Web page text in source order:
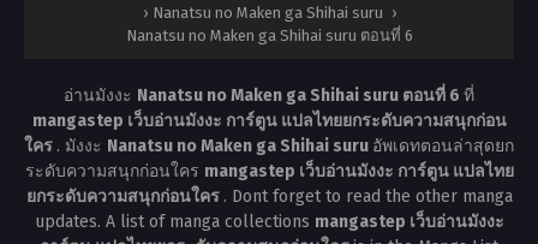
› Nanatsu no Maken ga Shihai suru ›
Nanatsu no Maken ga Shihai suru ตอนที่ 6
อ่านมังงะ Nanatsu no Maken ga Shihai suru ตอนที่ 6 ที่
mangastep เว็บอ่านมังงะ การ์ตูน แปลไทยยกระดับความสนุกก่อน
ใคร . มังงะ Nanatsu no Maken ga Shihai suru อัพเดทตอนล่าสุดยก
ระดับความสนุกก่อนใคร mangastep เว็บอ่านมังงะ การ์ตูน แปลไทย
ยกระดับความสนุกก่อนใคร . Dont forget to read the other manga
updates. A list of manga collections mangastep เว็บอ่านมังงะ